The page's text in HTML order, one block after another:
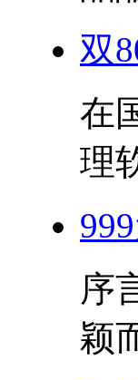
双
在
理
序
颖